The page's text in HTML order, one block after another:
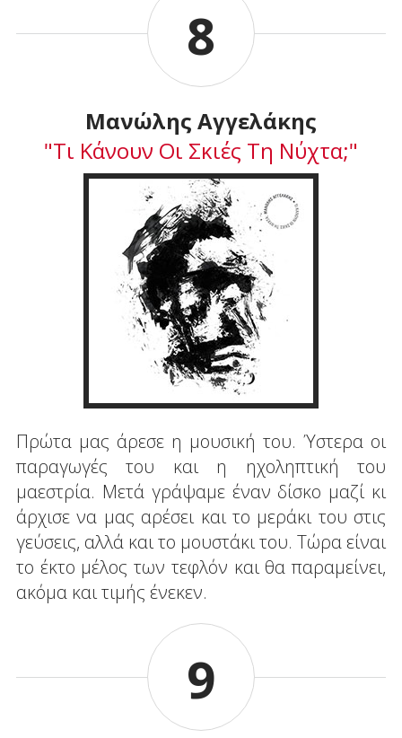
8
Μανώλης Αγγελάκης
"Τι Κάνουν Οι Σκιές Τη Νύχτα;"
Πρώτα μας άρεσε η μουσική του. Ύστερα οι
παραγωγές του και η ηχοληπτική του
μαεστρία. Μετά γράψαμε έναν δίσκο μαζί κι
άρχισε να μας αρέσει και το μεράκι του στις
γεύσεις, αλλά και το μουστάκι του. Τώρα είναι
το έκτο μέλος των τεφλόν και θα παραμείνει,
ακόμα και τιμής ένεκεν.
9